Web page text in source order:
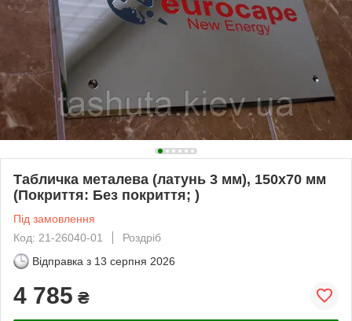
Табличка металева (латунь 3 мм), 150х70 мм
(Покриття: Без покриття; )
Під замовлення
Код: 21-26040-01
Роздріб
Відправка з 13 серпня 2026
4 785 ₴